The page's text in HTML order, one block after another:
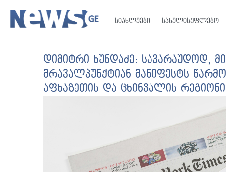
სიახლეები სახელისუფლებო
დიმიტრი ხუნდაძე: სავარაუდოდ,
მრავალპუნქტიან მანიფესტს
აფხაზეთის და ცხინვალის